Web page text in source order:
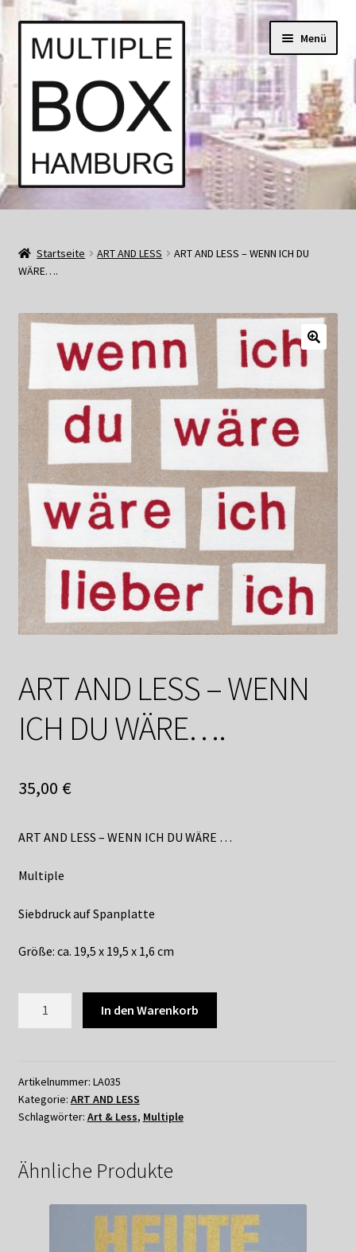
Zur
Navigation
Springe
zum
Menü
Start
AGB
Datenschutzerklärung
Impressum
Kasse
Linkliste
Mein Konto
Mitglieder
Newsletter
Shop
Versandkosten / Lieferung
Warenkorb
Widerrufsbelehrung
Startseite ART AND LESS
ART AND LESS – WENN ICH DU
WÄRE….
ART AND LESS – WENN
ICH DU WÄRE….
35,00 €
ART AND LESS – WENN ICH DU WÄRE …
Multiple
Siebdruck auf Spanplatte
Größe: ca. 19,5 x 19,5 x 1,6 cm
WENN
ICH
DU
Menge
In den Warenkorb
Artikelnummer: LA035
Kategorie: ART AND LESS
Schlagwörter: Art & Less, Multiple
Ähnliche Produkte